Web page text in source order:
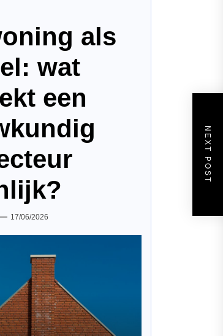
NEXT POST
als
wat
een
17/06/2026